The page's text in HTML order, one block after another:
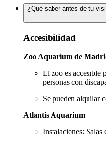
¿Qué saber antes de tu
Accesibilidad
Zoo Aquarium de
El zoo es accesible
personas con
Se pueden alquilar
Atlantis Aquarium
Instalaciones: Salas